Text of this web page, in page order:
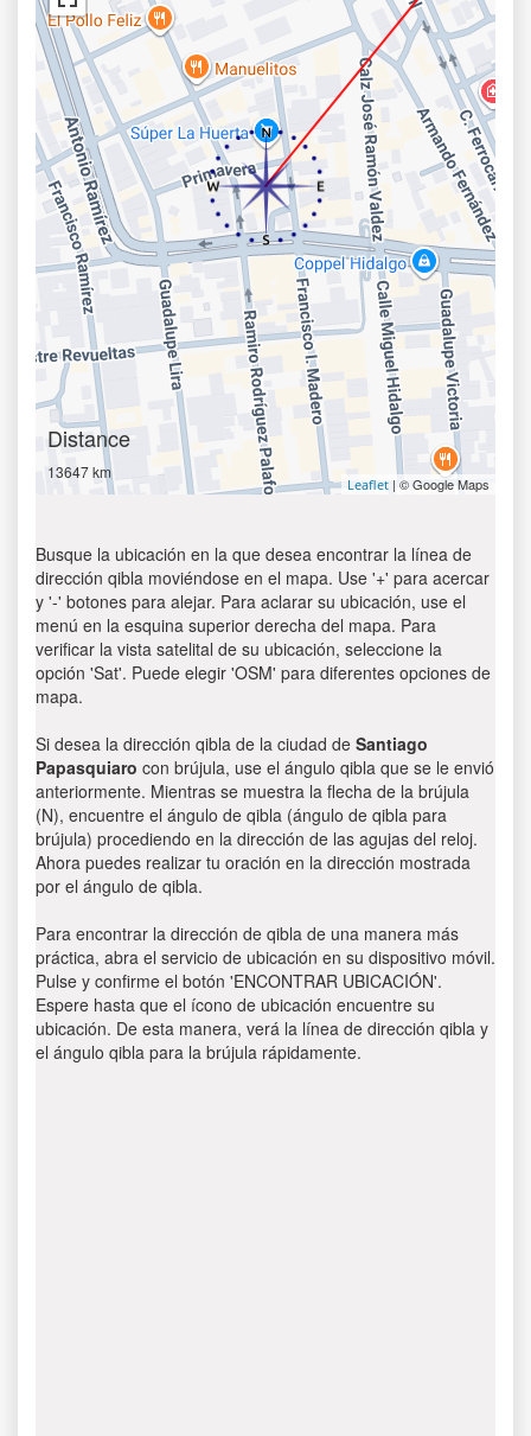
Distance
13647 km
Leaflet | © Google Maps
Busque la ubicación en la que desea encontrar la línea de
dirección qibla moviéndose en el mapa. Use '+' para acercar
y '-' botones para alejar. Para aclarar su ubicación, use el
menú en la esquina superior derecha del mapa. Para
verificar la vista satelital de su ubicación, seleccione la
opción 'Sat'. Puede elegir 'OSM' para diferentes opciones de
mapa.
Si desea la dirección qibla de la ciudad de Santiago
Papasquiaro con brújula, use el ángulo qibla que se le envió
anteriormente. Mientras se muestra la flecha de la brújula
(N), encuentre el ángulo de qibla (ángulo de qibla para
brújula) procediendo en la dirección de las agujas del reloj.
Ahora puedes realizar tu oración en la dirección mostrada
por el ángulo de qibla.
Para encontrar la dirección de qibla de una manera más
práctica, abra el servicio de ubicación en su dispositivo móvil.
Pulse y confirme el botón 'ENCONTRAR UBICACIÓN'.
Espere hasta que el ícono de ubicación encuentre su
ubicación. De esta manera, verá la línea de dirección qibla y
el ángulo qibla para la brújula rápidamente.